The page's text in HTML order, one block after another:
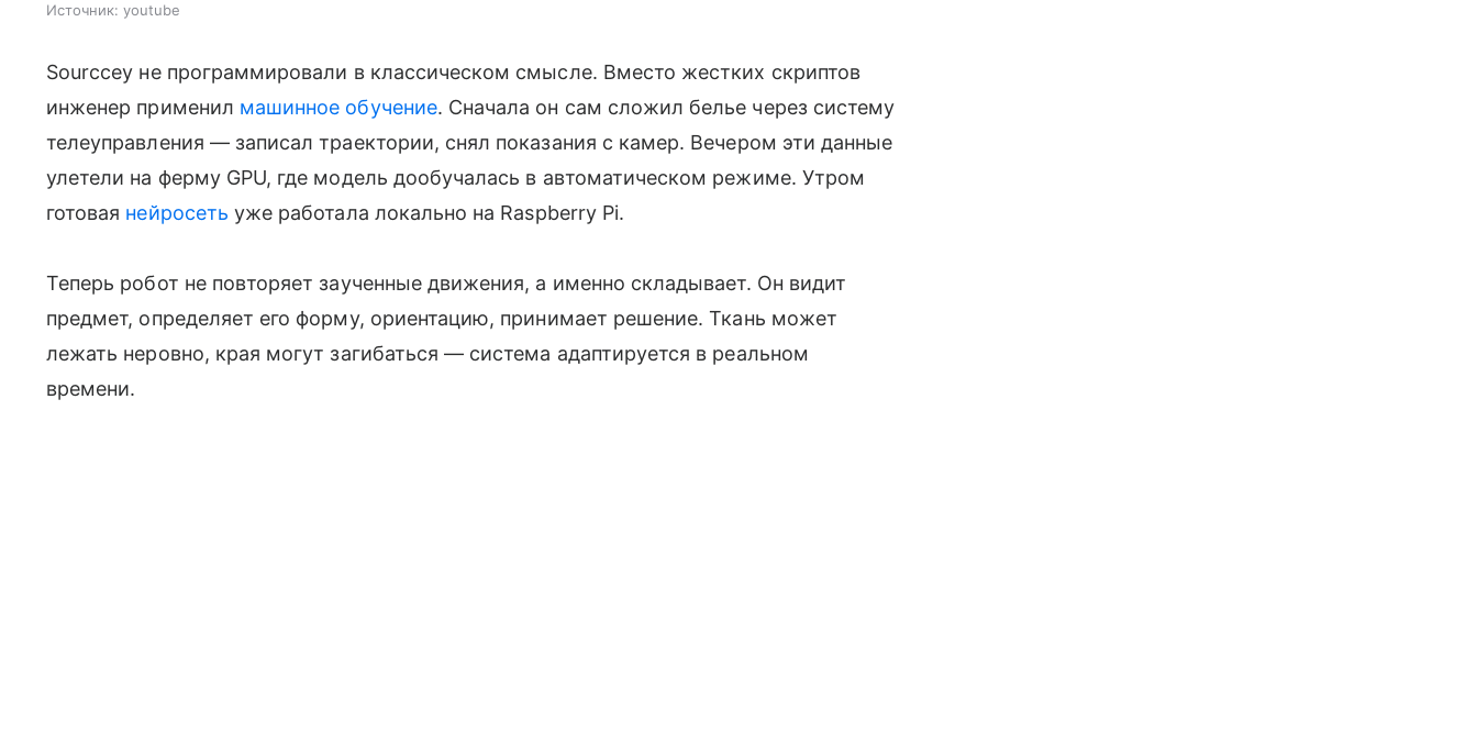
Источник: youtube
Sourccey не программировали в классическом смысле. Вместо жестких скриптов
инженер применил машинное обучение. Сначала он сам сложил белье через систему
телеуправления — записал траектории, снял показания с камер. Вечером эти данные
улетели на ферму GPU, где модель дообучалась в автоматическом режиме. Утром
готовая нейросеть уже работала локально на Raspberry Pi.
Теперь робот не повторяет заученные движения, а именно складывает. Он видит
предмет, определяет его форму, ориентацию, принимает решение. Ткань может
лежать неровно, края могут загибаться — система адаптируется в реальном
времени.